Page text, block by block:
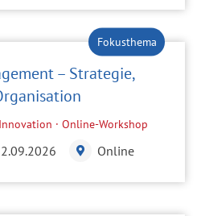
– Strategie,
· Online-Workshop
Online